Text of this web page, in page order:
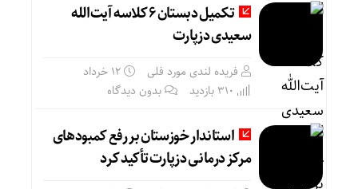
تکمیل دبستان ۶ کلاسه آیت‌الله
سعیدی دزپارت
فریده لندی مورد فلی
۱۲ خرداد
بدون دیدگاه
استاندار خوزستان بر رفع کمبودهای
مرکز درمانی دزپارت تأکید کرد